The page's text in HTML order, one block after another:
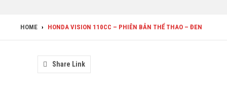
HOME › HONDA VISION 110CC – PHIÊN BẢN THỂ THAO – ĐEN
Share Link